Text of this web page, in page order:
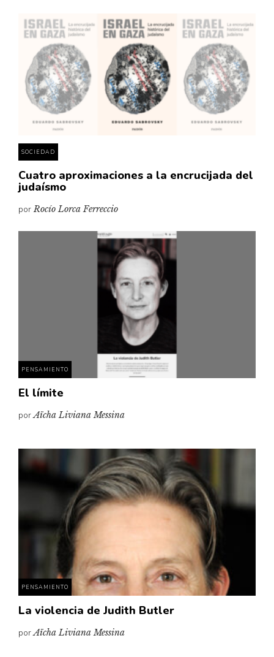
SOCIEDAD
Cuatro aproximaciones a la encrucijada del
judaísmo
porRocío Lorca Ferreccio
PENSAMIENTO
El límite
porAïcha Liviana Messina
PENSAMIENTO
La violencia de Judith Butler
porAïcha Liviana Messina